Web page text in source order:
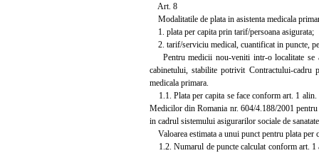
Art. 8
Modalitatile de plata in asistenta medicala
1. plata per capita prin tarif/persoana asigurata;
2. tarif/serviciu medical, cuantificat in puncte,
Pentru medicii nou-veniti intr-o localitate se
cabinetului, stabilite potrivit Contractului-cadru
medicala primara.
1.1. Plata per capita se face conform art. 1
Medicilor din Romania nr. 604/4.188/2001
in cadrul sistemului asigurarilor sociale de
Valoarea estimata a unui punct pentru plata per
1.2. Numarul de puncte calculat conform art. 1